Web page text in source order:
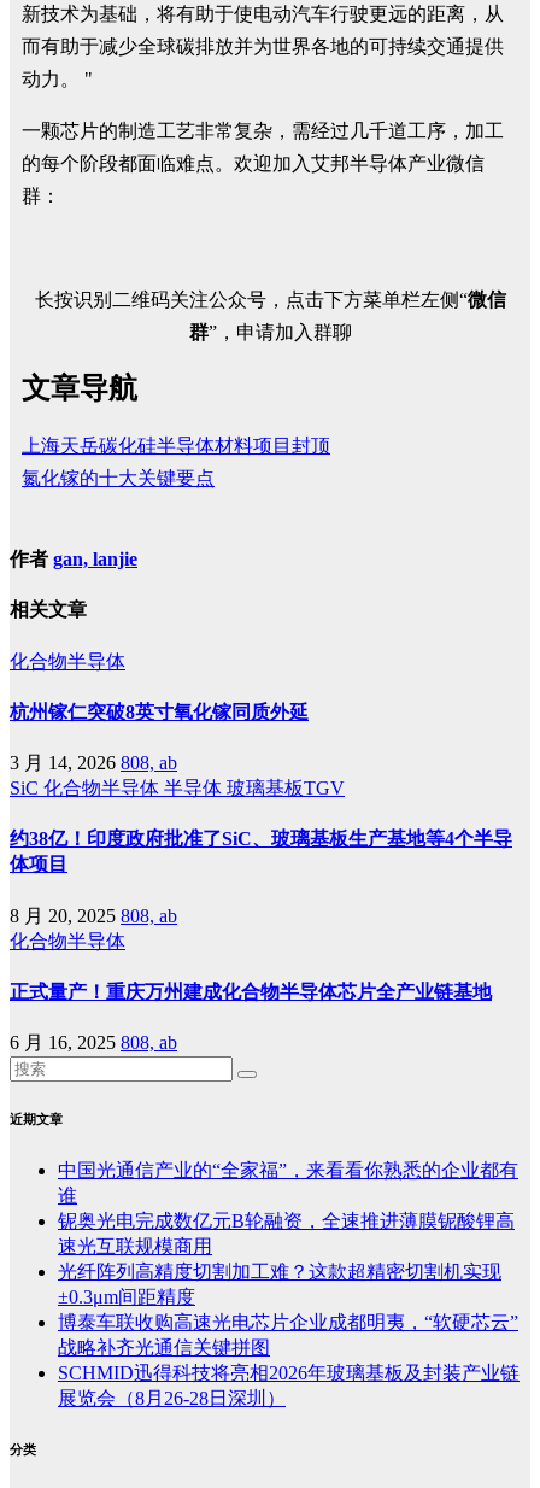
新技术为基础，将有助于使电动汽车行驶更远的距离，从
而有助于减少全球碳排放并为世界各地的可持续交通提供
动力。 "
一颗芯片的制造工艺非常复杂，需经过几千道工序，加工
的每个阶段都面临难点。欢迎加入艾邦半导体产业微信
群：
长按识别二维码关注公众号，点击下方菜单栏左侧“微信
群”，申请加入群聊
文章导航
上海天岳碳化硅半导体材料项目封顶
氮化镓的十大关键要点
作者 gan, lanjie
相关文章
化合物半导体
杭州镓仁突破8英寸氧化镓同质外延
3 月 14, 2026 808, ab
SiC 化合物半导体 半导体 玻璃基板TGV
约38亿！印度政府批准了SiC、玻璃基板生产基地等4个半导
体项目
8 月 20, 2025 808, ab
化合物半导体
正式量产！重庆万州建成化合物半导体芯片全产业链基地
6 月 16, 2025 808, ab
近期文章
中国光通信产业的“全家福”，来看看你熟悉的企业都有
谁
铌奥光电完成数亿元B轮融资，全速推进薄膜铌酸锂高
速光互联规模商用
光纤阵列高精度切割加工难？这款超精密切割机实现
±0.3μm间距精度
博泰车联收购高速光电芯片企业成都明夷，“软硬芯云”
战略补齐光通信关键拼图
SCHMID迅得科技将亮相2026年玻璃基板及封装产业链
展览会（8月26-28日深圳）
分类